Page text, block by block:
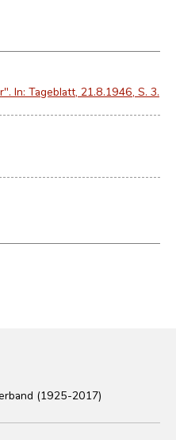
In: Tageblatt, 21.8.1946, S. 3.
(1925-2017)